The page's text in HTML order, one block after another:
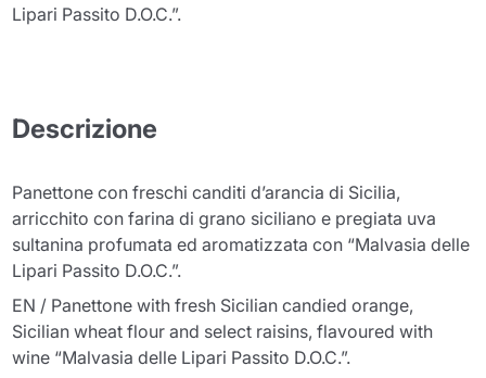
Lipari Passito D.O.C.”.
Descrizione
Panettone con freschi canditi d’arancia di Sicilia,
arricchito con farina di grano siciliano e pregiata uva
sultanina profumata ed aromatizzata con “Malvasia delle
Lipari Passito D.O.C.”.
EN / Panettone with fresh Sicilian candied orange,
Sicilian wheat flour and select raisins, flavoured with
wine “Malvasia delle Lipari Passito D.O.C.”.